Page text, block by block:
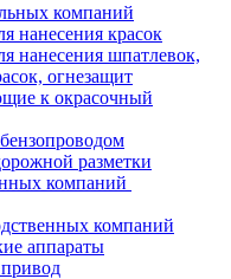
компаний
нанесения красок
нанесения шпатлевок,
огнезащит
к окрасочный
разметки
компаний
компаний
аппараты